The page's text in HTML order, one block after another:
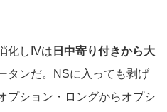
化しIVは 日中寄り付きから大
タンだ。NSに入っても剥げ
プション・ロングからオプシ